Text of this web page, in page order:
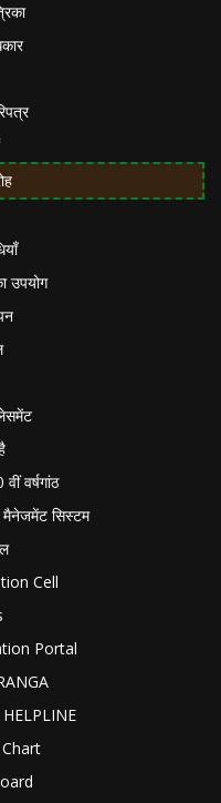
उपयोग
वर्षगांठ
मैनेजमेंट सिस्टम
Cell
Portal